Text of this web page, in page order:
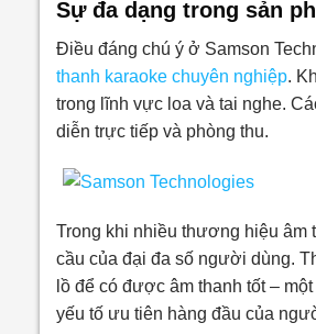
Sự đa dạng trong sản
Điều đáng chú ý ở Samson
thanh karaoke chuyên nghiệp.
trong lĩnh vực loa và tai nghe.
diễn trực tiếp và phòng thu.
Trong khi nhiều thương hiệu âm
cầu của đại đa số người dùng.
lồ để có được âm thanh tốt –
yếu tố ưu tiên hàng đầu của